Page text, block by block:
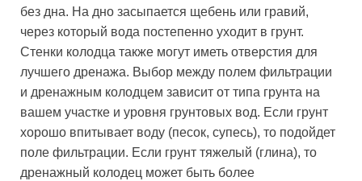
без дна. На дно засыпается щебень или гравий,
через который вода постепенно уходит в грунт.
Стенки колодца также могут иметь отверстия для
лучшего дренажа. Выбор между полем фильтрации
и дренажным колодцем зависит от типа грунта на
вашем участке и уровня грунтовых вод. Если грунт
хорошо впитывает воду (песок, супесь), то подойдет
поле фильтрации. Если грунт тяжелый (глина), то
дренажный колодец может быть более